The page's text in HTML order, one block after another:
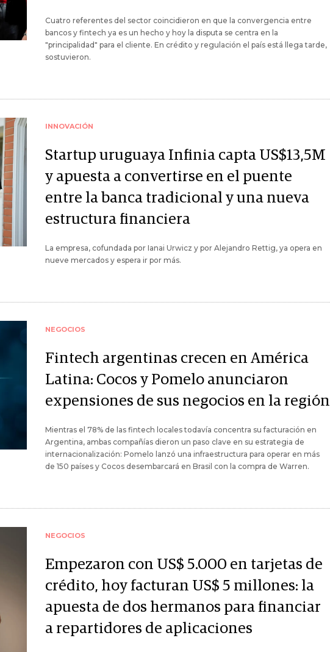
Cuatro referentes del sector coincidieron en que la convergencia entre
bancos y fintech ya es un hecho y hoy la disputa se centra en la
"principalidad" para el cliente. En crédito y regulación el país está llega tarde,
sostuvieron.
INNOVACIÓN
Startup uruguaya Infinia capta US$13,5M
y apuesta a convertirse en el puente
entre la banca tradicional y una nueva
estructura financiera
La empresa, cofundada por Ianai Urwicz y por Alejandro Rettig, ya opera en
nueve mercados y espera ir por más.
NEGOCIOS
Fintech argentinas crecen en América
Latina: Cocos y Pomelo anunciaron
expensiones de sus negocios en la región
Mientras el 78% de las fintech locales todavía concentra su facturación en
Argentina, ambas compañías dieron un paso clave en su estrategia de
internacionalización: Pomelo lanzó una infraestructura para operar en más
de 150 países y Cocos desembarcará en Brasil con la compra de Warren.
NEGOCIOS
Empezaron con US$ 5.000 en tarjetas de
crédito, hoy facturan US$ 5 millones: la
apuesta de dos hermanos para financiar
a repartidores de aplicaciones